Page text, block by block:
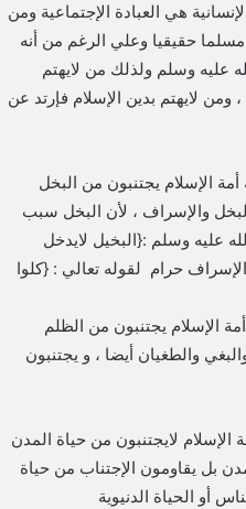
هي العبادة الإجتماعية ومن
حقيقيا وعلي الرغم من أنه
عليه وسلم ولذلك من لايهتم
لايهتم بدين الإسلام فإرتد عن
الإسلام يجتنبون من البخل
والإسراف ، لأن البخل سبب
عليه وسلم :{البخيل لايدخل
حرام لقوله تعالي : {كلوا
الإسلام يجتنبون من الظلم
والطغيان أيضا ، و يجتنبون
لايجتنبون من حياة المدن
بل يقاومون الإجتناب من حياة
أو الحياة الدنيوية